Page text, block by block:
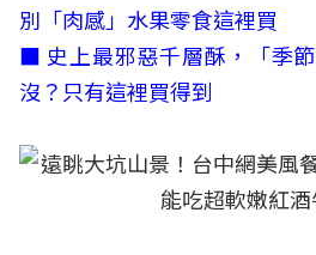
別「肉感」水果零食這裡買
■ 史上最邪惡千層酥，「季
沒？只有這裡買得到